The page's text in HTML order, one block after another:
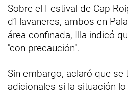
Sobre el Festival de Cap
d’Havaneres, ambos en
área confinada, Illa indicó
"con precaución".
Sin embargo, aclaró que
adicionales si la situación lo